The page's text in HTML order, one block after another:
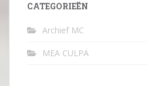
CATEGORIEËN
Archief MC
MEA CULPA